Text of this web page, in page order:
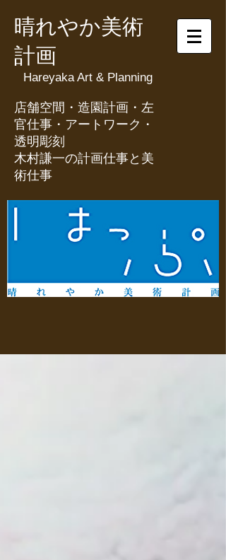
晴れやか美術
計画
Hareyaka Art & Planning
​店舗空間・造園計画・左
官仕事・アートワーク・
透明彫刻
​木村謙一の計画仕事と美
術仕事